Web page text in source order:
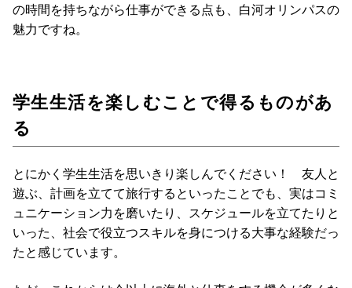
の時間を持ちながら仕事ができる点も、白河オリンパスの
魅力ですね。
学生生活を楽しむことで得るものがあ
る
とにかく学生生活を思いきり楽しんでください！ 友人と
遊ぶ、計画を立てて旅行するといったことでも、実はコミ
ュニケーション力を磨いたり、スケジュールを立てたりと
いった、社会で役立つスキルを身につける大事な経験だっ
たと感じています。